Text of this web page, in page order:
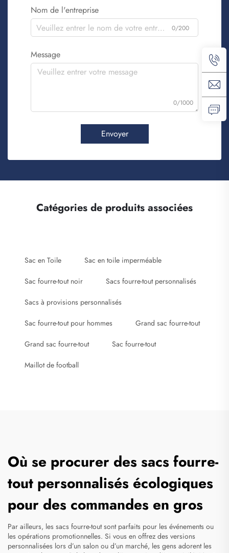
Nom de l'entreprise
0/200
Message
0/1000
Envoyer
Catégories de produits associées
Sac en Toile Sac en toile imperméable
Sac fourre-tout noir Sacs fourre-tout personnalisés
Sacs à provisions personnalisés
Sac fourre-tout pour hommes Grand sac fourre-tout
Grand sac fourre-tout Sac fourre-tout
Maillot de football
Où se procurer des sacs fourre-
tout personnalisés écologiques
pour des commandes en gros
Par ailleurs, les sacs fourre-tout sont parfaits pour les événements ou
les opérations promotionnelles. Si vous en offrez des versions
personnalisées lors d’un salon ou d’un marché, les gens adorent les